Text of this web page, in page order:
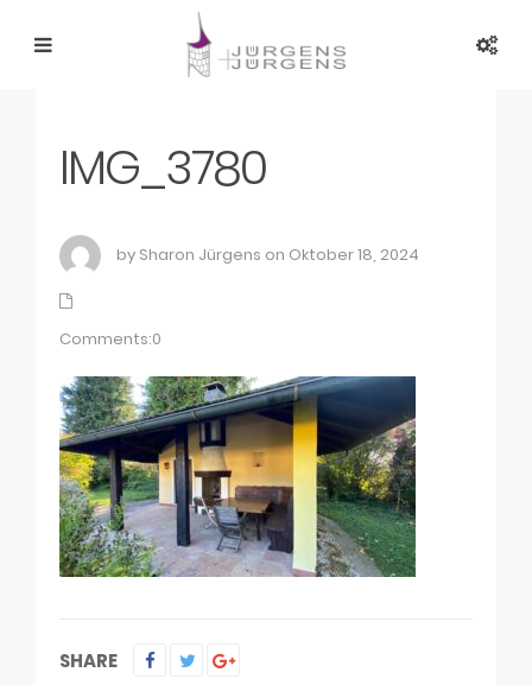
IMG_3780
by Sharon Jürgens on Oktober 18, 2024
Comments:0
SHARE